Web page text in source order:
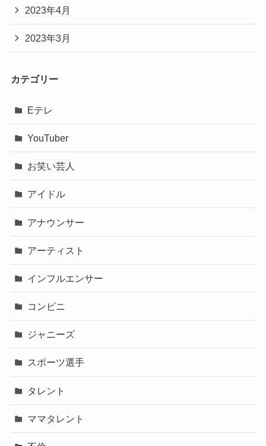
2023年4月
2023年3月
カテゴリー
Eテレ
YouTuber
お笑い芸人
アイドル
アナウンサー
アーティスト
インフルエンサー
コンビニ
ジャニーズ
スポーツ選手
タレント
ママタレント